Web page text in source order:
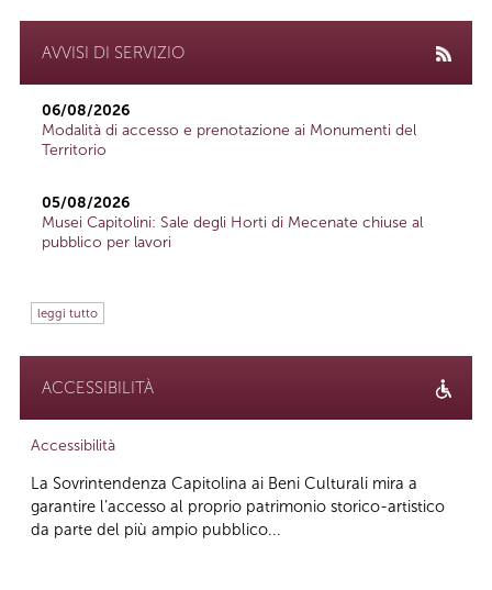
AVVISI DI SERVIZIO
06/08/2026
Modalità di accesso e prenotazione ai Monumenti del
Territorio
05/08/2026
Musei Capitolini: Sale degli Horti di Mecenate chiuse al
pubblico per lavori
leggi tutto
ACCESSIBILITÀ
Accessibilità
La Sovrintendenza Capitolina ai Beni Culturali mira a
garantire l’accesso al proprio patrimonio storico-artistico
da parte del più ampio pubblico...